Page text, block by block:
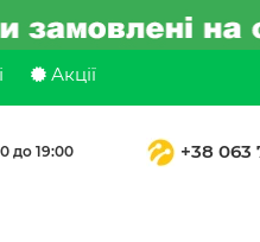
Акції
до 19:00 +38 063